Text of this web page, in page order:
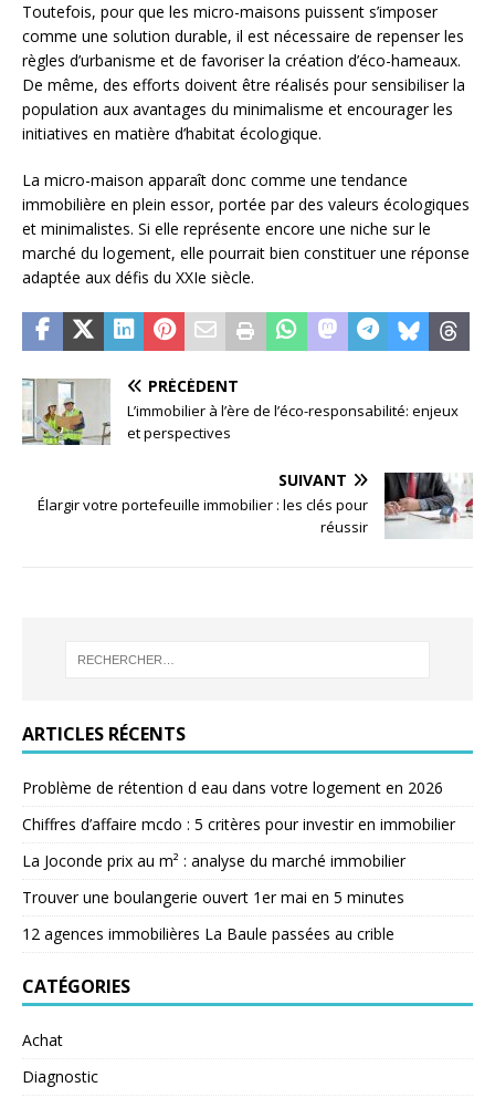
Toutefois, pour que les micro-maisons puissent s’imposer
comme une solution durable, il est nécessaire de repenser les
règles d’urbanisme et de favoriser la création d’éco-hameaux.
De même, des efforts doivent être réalisés pour sensibiliser la
population aux avantages du minimalisme et encourager les
initiatives en matière d’habitat écologique.
La micro-maison apparaît donc comme une tendance
immobilière en plein essor, portée par des valeurs écologiques
et minimalistes. Si elle représente encore une niche sur le
marché du logement, elle pourrait bien constituer une réponse
adaptée aux défis du XXIe siècle.
PRÉCÉDENT
L’immobilier à l’ère de l’éco-responsabilité: enjeux
et perspectives
SUIVANT
Élargir votre portefeuille immobilier : les clés pour
réussir
ARTICLES RÉCENTS
Problème de rétention d eau dans votre logement en 2026
Chiffres d’affaire mcdo : 5 critères pour investir en immobilier
La Joconde prix au m² : analyse du marché immobilier
Trouver une boulangerie ouvert 1er mai en 5 minutes
12 agences immobilières La Baule passées au crible
CATÉGORIES
Achat
Diagnostic